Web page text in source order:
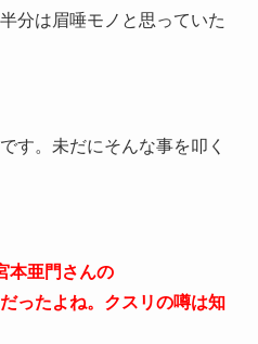
分は眉唾モノと思っていた
す。未だにそんな事を叩く
本亜門さんの
ったよね。クスリの噂は知